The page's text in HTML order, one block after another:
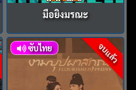
มือยิงมรณะ
จบแล้ว
ซับไทย